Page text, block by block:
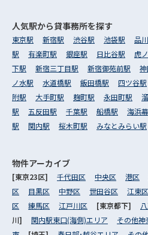
人気駅から貸事務所を探す
東京駅 新宿駅 渋谷駅 池袋駅 品
駅
有楽町駅 銀座駅 日比谷駅 虎
下駅
新宿三丁目駅 新宿御苑前駅
ノ水駅
水道橋駅 飯田橋駅 四ツ谷駅
附駅
大手町駅 麹町駅 永田町駅
駅
五反田駅 千葉駅 船橋駅 海浜
駅
関内駅 桜木町駅 みなとみらい駅
物件アーカイブ
[東京23区] 千代田区 中央区 港区
区
目黒区 中野区 世田谷区 江東区
区
練馬区 江戸川区 [東京都下]
川] 関内駅東口(海側)エリア その他神